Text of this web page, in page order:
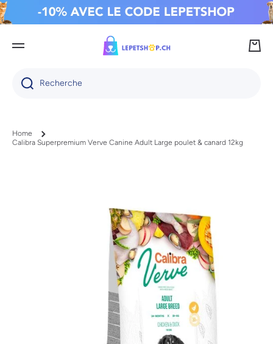
IGNORER ET PASSER AU CONTENU
Recherche
Home
Calibra Superpremium Verve Canine Adult Large poulet & canard 12kg